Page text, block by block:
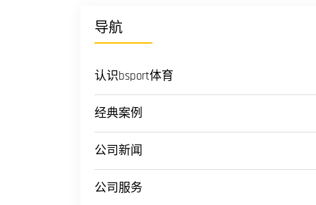
导航
认识bsport体育
经典案例
公司新闻
公司服务